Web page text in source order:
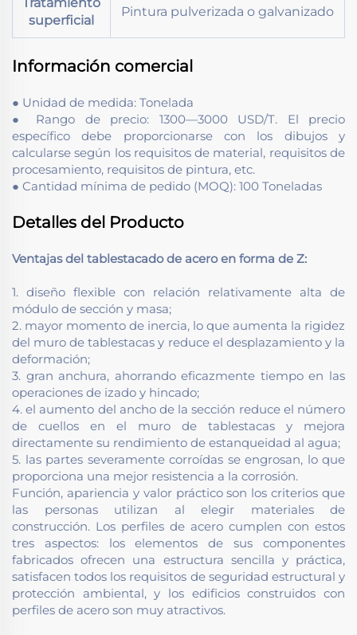
superficial
Pintura pulverizada o galvanizado
Información comercial
● Unidad de medida: Tonelada
● Rango de precio: 1300—3000 USD/T. El precio
específico debe proporcionarse con los dibujos y
calcularse según los requisitos de material, requisitos de
procesamiento, requisitos de pintura, etc.
● Cantidad mínima de pedido (MOQ): 100 Toneladas
Detalles del Producto
Ventajas del tablestacado de acero en forma de Z:
1. diseño flexible con relación relativamente alta de
módulo de sección y masa;
2. mayor momento de inercia, lo que aumenta la rigidez
del muro de tablestacas y reduce el desplazamiento y la
deformación;
3. gran anchura, ahorrando eficazmente tiempo en las
operaciones de izado y hincado;
4. el aumento del ancho de la sección reduce el número
de cuellos en el muro de tablestacas y mejora
directamente su rendimiento de estanqueidad al agua;
5. las partes severamente corroídas se engrosan, lo que
proporciona una mejor resistencia a la corrosión.
Función, apariencia y valor práctico son los criterios que
las personas utilizan al elegir materiales de
construcción. Los perfiles de acero cumplen con estos
tres aspectos: los elementos de sus componentes
fabricados ofrecen una estructura sencilla y práctica,
satisfacen todos los requisitos de seguridad estructural y
protección ambiental, y los edificios construidos con
perfiles de acero son muy atractivos.